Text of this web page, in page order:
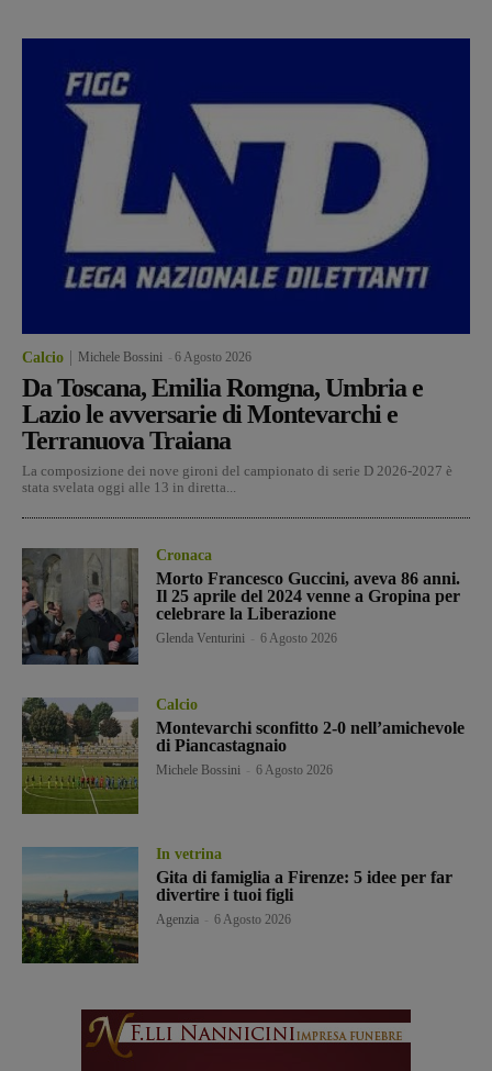
Calcio Michele Bossini 6 Agosto 2026
Da Toscana, Emilia Romgna, Umbria e
Lazio le avversarie di Montevarchi e
Terranuova Traiana
La composizione dei nove gironi del campionato di serie D 2026-2027 è
stata svelata oggi alle 13 in diretta...
Cronaca
Morto Francesco Guccini, aveva 86 anni.
Il 25 aprile del 2024 venne a Gropina per
celebrare la Liberazione
Glenda Venturini 6 Agosto 2026
Calcio
Montevarchi sconfitto 2-0 nell’amichevole
di Piancastagnaio
Michele Bossini 6 Agosto 2026
In vetrina
Gita di famiglia a Firenze: 5 idee per far
divertire i tuoi figli
Agenzia 6 Agosto 2026